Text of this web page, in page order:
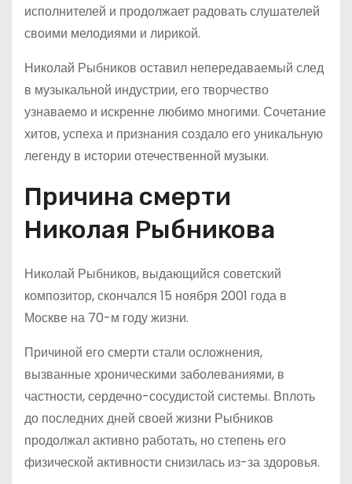
исполнителей и продолжает радовать слушателей
своими мелодиями и лирикой.
Николай Рыбников оставил непередаваемый след
в музыкальной индустрии, его творчество
узнаваемо и искренне любимо многими. Сочетание
хитов, успеха и признания создало его уникальную
легенду в истории отечественной музыки.
Причина смерти
Николая Рыбникова
Николай Рыбников, выдающийся советский
композитор, скончался 15 ноября 2001 года в
Москве на 70-м году жизни.
Причиной его смерти стали осложнения,
вызванные хроническими заболеваниями, в
частности, сердечно-сосудистой системы. Вплоть
до последних дней своей жизни Рыбников
продолжал активно работать, но степень его
физической активности снизилась из-за здоровья.